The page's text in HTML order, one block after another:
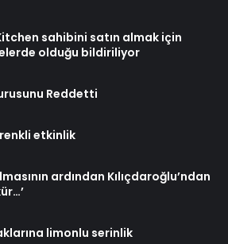
sahibini satın almak için
olduğu bildiriliyor
Reddetti
etkinlik
ardından Kılıçdaroğlu’ndan
limonlu serinlik